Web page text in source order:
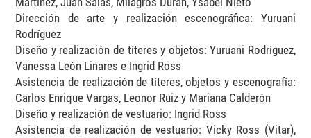
Dirección de arte y realización escenográfica: Yuruani
Rodríguez
Diseño y realización de títeres y objetos: Yuruani Rodríguez,
Vanessa León Linares e Ingrid Ross
Asistencia de realización de títeres, objetos y escenografía:
Carlos Enrique Vargas, Leonor Ruiz y Mariana Calderón
Diseño y realización de vestuario: Ingrid Ross
Asistencia de realización de vestuario: Vicky Ross (Vitar),